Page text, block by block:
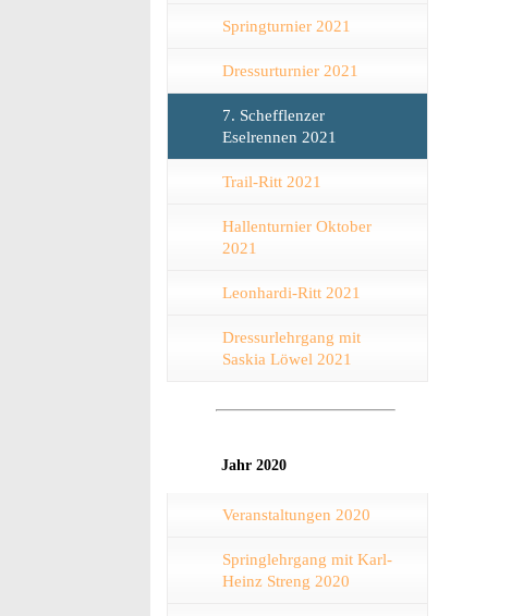
Springturnier 2021
Dressurturnier 2021
7. Schefflenzer
Eselrennen 2021
Trail-Ritt 2021
Hallenturnier Oktober
2021
Leonhardi-Ritt 2021
Dressurlehrgang mit
Saskia Löwel 2021
Jahr 2020
Veranstaltungen 2020
Springlehrgang mit Karl-
Heinz Streng 2020